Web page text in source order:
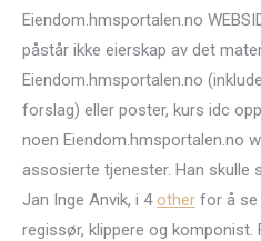
Eiendom.hmsportalen.no
påstår ikke eierskap av det
Eiendom.hmsportalen.no
forslag) eller poster, kurs idc
noen Eiendom.hmsportalen.no
assosierte tjenester. Han skulle
Jan Inge Anvik, i 4other for å se
regissør, klippere og